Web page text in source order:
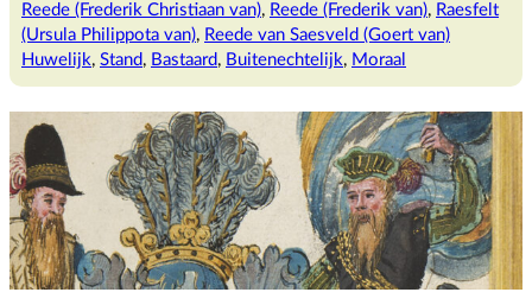
Reede (Frederik Christiaan van), Reede (Frederik van), Raesfelt
(Ursula Philippota van), Reede van Saesveld (Goert van)
Huwelijk, Stand, Bastaard, Buitenechtelijk, Moraal